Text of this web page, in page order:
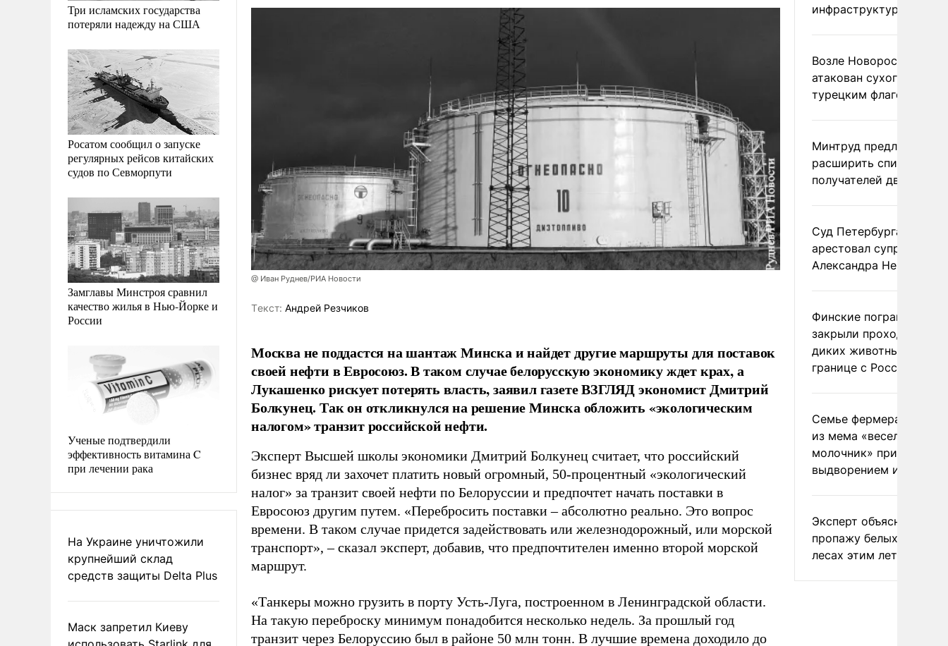
Три исламских государства
потеряли надежду на США
Росатом сообщил о запуске
регулярных рейсов китайских
судов по Севморпути
Замглавы Минстроя сравнил
качество жилья в Нью-Йорке и
России
Ученые подтвердили
эффективность витамина C
при лечении рака
На Украине уничтожили
крупнейший склад
средств защиты Delta Plus
Маск запретил Киеву
@ Иван Руднев/РИА Новости
Tекст: Андрей Резчиков
Москва не поддастся на шантаж Минска и найдет другие маршруты для поставок
своей нефти в Евросоюз. В таком случае белорусскую экономику ждет крах, а
Лукашенко рискует потерять власть, заявил газете ВЗГЛЯД экономист Дмитрий
Болкунец. Так он откликнулся на решение Минска обложить «экологическим
налогом» транзит российской нефти.
Эксперт Высшей школы экономики Дмитрий Болкунец считает, что российский
бизнес вряд ли захочет платить новый огромный, 50-процентный «экологический
налог» за транзит своей нефти по Белоруссии и предпочтет начать поставки в
Евросоюз другим путем. «Перебросить поставки – абсолютно реально. Это вопрос
времени. В таком случае придется задействовать или железнодорожный, или морской
транспорт», – сказал эксперт, добавив, что предпочтителен именно второй морской
маршрут.
«Танкеры можно грузить в порту Усть-Луга, построенном в Ленинградской области.
На такую переброску минимум понадобится несколько недель. За прошлый год
транзит через Белоруссию был в районе 50 млн тонн. В лучшие времена доходило до
инфраструктуры
Возле Новороссийска
атакован сухогруз под
турецким флагом
Минтруд предложил
расширить список
получателей двух
Суд Петербурга заочно
арестовал супругу
Александра Невзорова
Финские пограничники
закрыли проходы для
диких животных на
границе с Россией
Семье фермера
из мема «веселый
молочник» пригрозили
выдворением из
Эксперт объяснил
пропажу белых грибов
лесах этим летом